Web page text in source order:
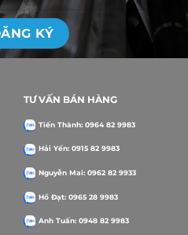
TƯ VẤN BÁN HÀNG
Tiến Thành: 0964 82 9983
Hải Yến: 0915 82 9983
Nguyễn Mai: 0962 82 9933
Hồ Đạt: 0965 28 9983
Anh Tuấn: 0948 82 9983